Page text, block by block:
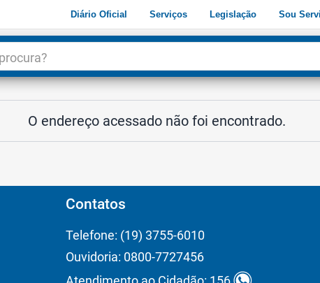
Diário Oficial Serviços Legislação Sou
O endereço acessado não foi encontrado.
Contatos
Telefone: (19) 3755-6010
Ouvidoria: 0800-7727456